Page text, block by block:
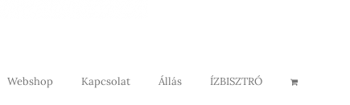
Webshop Kapcsolat Állás ÍZBISZTRÓ